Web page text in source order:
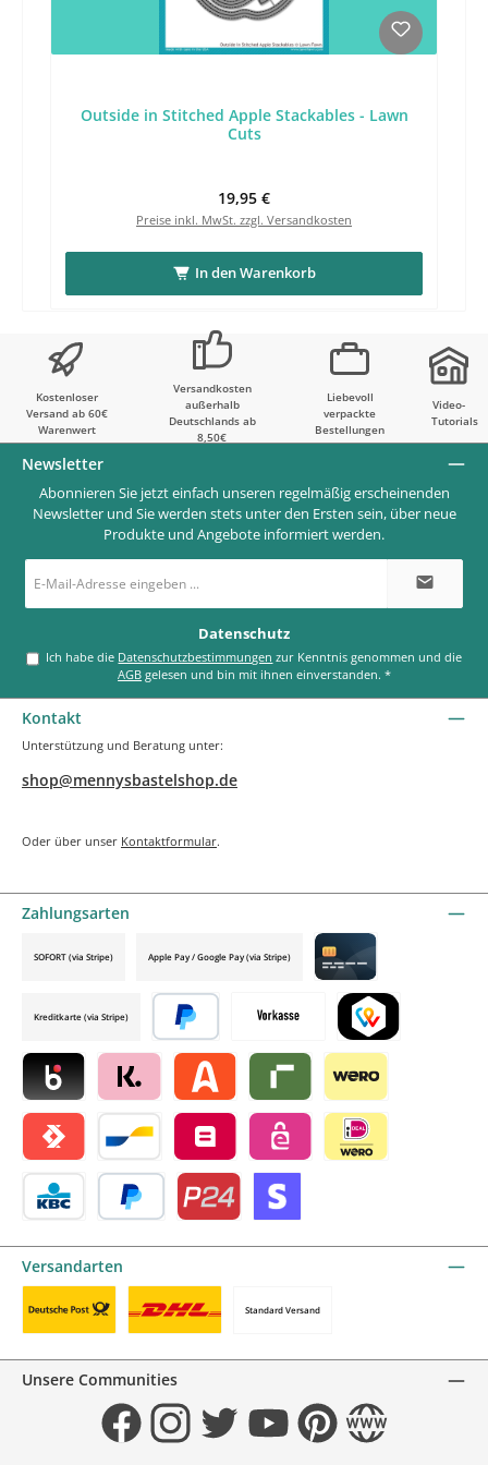
Outside in Stitched Apple Stackables - Lawn
Cuts
Regulärer Preis:
19,95 €
Preise inkl. MwSt. zzgl. Versandkosten
In den Warenkorb
Kostenloser
Versand ab 60€
Warenwert
Versandkosten
außerhalb
Deutschlands ab
8,50€
Liebevoll
verpackte
Bestellungen
Video-
Tutorials
Newsletter
Abonnieren Sie jetzt einfach unseren regelmäßig erscheinenden
Newsletter und Sie werden stets unter den Ersten sein, über neue
Produkte und Angebote informiert werden.
E-
Mail-
*
Datenschutz
Ich habe die Datenschutzbestimmungen
AGB gelesen und bin mit ihnen einverstanden.*
Kontakt
Unterstützung und Beratung unter:
shop@mennysbastelshop.de
Oder über unser Kontaktformular.
Zahlungsarten
Vorkasse TWINT by mollie
Blik by mollieKlarna by mollieAlma by mollieRiverty by mollie
Wero
Satispay by mollieBancontact by mollie
Belfius by mollieeps by mollie
SOFORT (via Stripe) Apple Pay / Google Pay (via Stripe)
Credit card by mollie
Kreditkarte (via Stripe)
Später bezahlen
Versandarten
Standard Versand
Unsere Communities
FacebookInstagramTwitter YouTubePinterestWebsite